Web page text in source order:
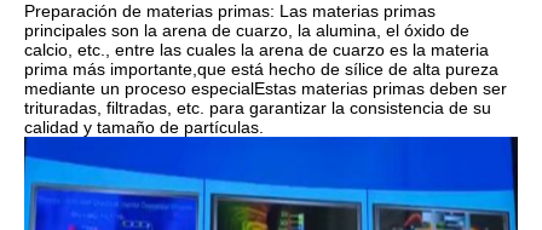
Preparación de materias primas: Las materias primas
principales son la arena de cuarzo, la alumina, el óxido de
calcio, etc., entre las cuales la arena de cuarzo es la materia
prima más importante,que está hecho de sílice de alta pureza
mediante un proceso especialEstas materias primas deben ser
trituradas, filtradas, etc. para garantizar la consistencia de su
calidad y tamaño de partículas.